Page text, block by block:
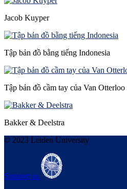
Jacob Kuyper
Tập bản đồ bằng tiếng Indonesia
Tập bản đồ cầm tay của Van Otterloo
Bakker & Deelstra
© 2023 Leiden University
Support us